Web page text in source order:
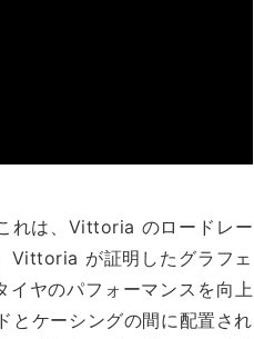
れは、Vittoria のロードレー
Vittoria が証明したグラフェ
イヤのパフォーマンスを向上
とケーシングの間に配置され